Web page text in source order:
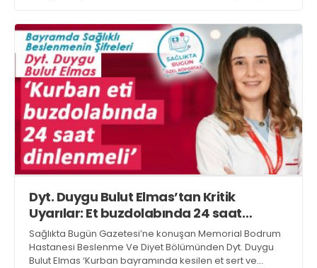
Dyt. Duygu Bulut Elmas’tan Kritik
Uyarılar: Et buzdolabında 24 saat
dinlenmeli
Sağlıkta Bugün Gazetesi’ne konuşan Memorial Bodrum
Hastanesi Beslenme Ve Diyet Bölümünden Dyt. Duygu
Bulut Elmas ‘Kurban bayramında kesilen et sert ve